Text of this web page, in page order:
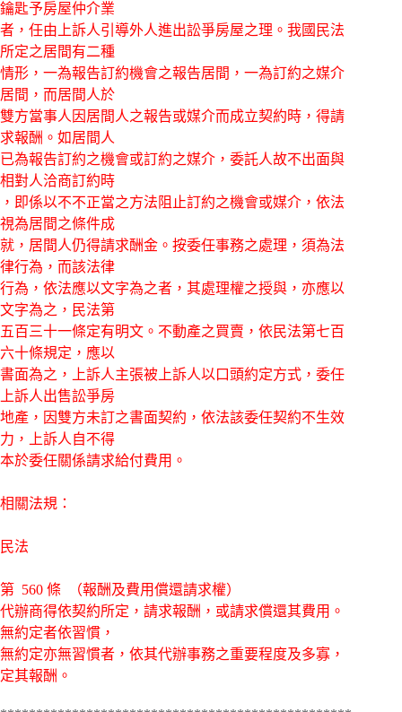
鑰匙予房屋仲介業
者，任由上訴人引導外人進出訟爭房屋之理。我國民法
所定之居間有二種
情形，一為報告訂約機會之報告居間，一為訂約之媒介
居間，而居間人於
雙方當事人因居間人之報告或媒介而成立契約時，得請
求報酬。如居間人
已為報告訂約之機會或訂約之媒介，委託人故不出面與
相對人洽商訂約時
，即係以不不正當之方法阻止訂約之機會或媒介，依法
視為居間之條件成
就，居間人仍得請求酬金。按委任事務之處理，須為法
律行為，而該法律
行為，依法應以文字為之者，其處理權之授與，亦應以
文字為之，民法第
五百三十一條定有明文。不動產之買賣，依民法第七百
六十條規定，應以
書面為之，上訴人主張被上訴人以口頭約定方式，委任
上訴人出售訟爭房
地產，因雙方未訂之書面契約，依法該委任契約不生效
力，上訴人自不得
本於委任關係請求給付費用。
相關法規：
民法
第 560 條 （報酬及費用償還請求權）
代辦商得依契約所定，請求報酬，或請求償還其費用。
無約定者依習慣，
無約定亦無習慣者，依其代辦事務之重要程度及多寡，
定其報酬。